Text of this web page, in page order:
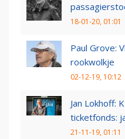
18-01-20, 01:01
Paul Grove:
rookwolkje
02-12-19, 10:12
Jan Lokhoff:
ticketfonds:
21-11-19, 01:11